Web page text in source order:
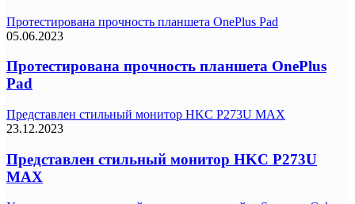
Протестирована прочность планшета OnePlus Pad
05.06.2023
Протестирована прочность планшета OnePlus
Pad
Представлен стильный монитор HKC P273U MAX
23.12.2023
Представлен стильный монитор HKC P273U
MAX